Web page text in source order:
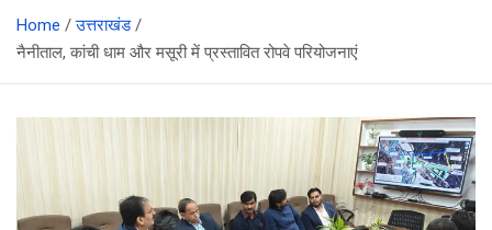
Home
उत्तराखंड
नैनीताल, कांची धाम और मसूरी में प्रस्तावित रोपवे परियोजनाएं